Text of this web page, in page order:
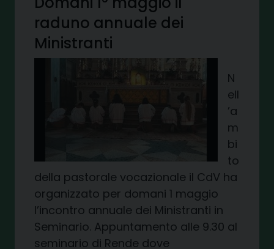
raduno annuale dei
Ministranti
N
ell
’a
m
bi
to
della pastorale vocazionale il CdV ha
organizzato per domani 1 maggio
l’incontro annuale dei Ministranti in
Seminario. Appuntamento alle 9.30 al
seminario di Rende dove